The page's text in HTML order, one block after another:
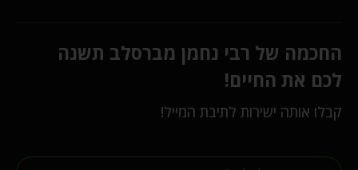
החכמה של רבי נחמן מברסלב תשנה
לכם את החיים!
קבלו אותה ישירות לתיבת המייל!